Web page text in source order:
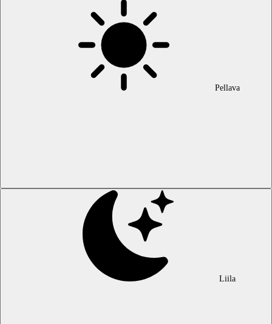
Pellava
Liila